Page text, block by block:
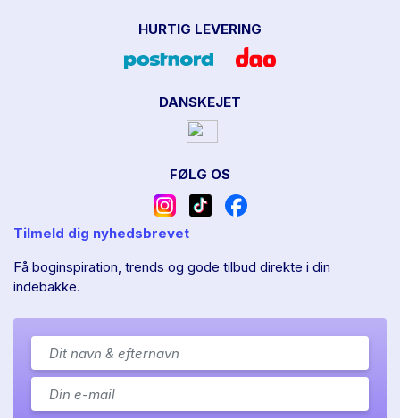
HURTIG LEVERING
DANSKEJET
FØLG OS
Tilmeld dig nyhedsbrevet
Få boginspiration, trends og gode tilbud direkte i din
indebakke.